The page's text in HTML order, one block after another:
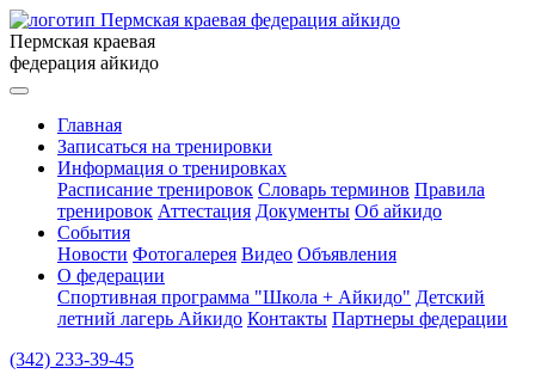
Пермская краевая
федерация айкидо
Главная
Записаться на тренировки
Информация о тренировках
Расписание тренировок Словарь терминов Правила
тренировок Аттестация Документы Об айкидо
События
Новости Фотогалерея Видео Объявления
О федерации
Спортивная программа "Школа + Айкидо" Детский
летний лагерь Айкидо Контакты Партнеры федерации
(342) 233-39-45